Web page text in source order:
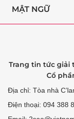
MẬT NGỮ
Trang tin tức giải
Cổ
Địa chỉ: Tòa nhà
Điện thoại: 094 388